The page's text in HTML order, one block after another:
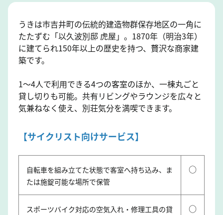
うきは市吉井町の伝統的建造物群保存地区の一角に
たたずむ「以久波別邸 虎屋」。1870年（明治3年）
に建てられ150年以上の歴史を持つ、贅沢な商家建
築です。
1～4人で利用できる4つの客室のほか、一棟丸ごと
貸し切りも可能。共有リビングやラウンジを広々と
気兼ねなく使え、別荘気分を満喫できます。
【サイクリスト向けサービス】
自転車を組み立てた状態で客室へ持ち込み、ま
たは施錠可能な場所で保管
○
スポーツバイク対応の空気入れ・修理工具の貸
○